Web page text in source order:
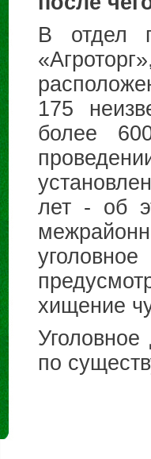
В отдел
175
более
лет - об
хищение
по